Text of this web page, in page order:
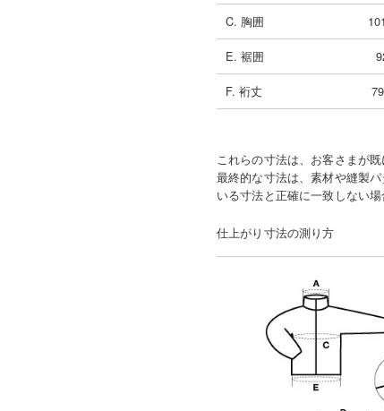
C. 胸囲
E. 裾囲
F. 裄丈
これらの寸法は、お客さまが
最終的な寸法は、素材や縫製
いる寸法と正確に一致しない場
仕上がり寸法の測り方